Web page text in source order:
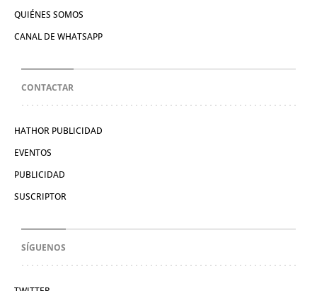
QUIÉNES SOMOS
CANAL DE WHATSAPP
CONTACTAR
HATHOR PUBLICIDAD
EVENTOS
PUBLICIDAD
SUSCRIPTOR
SÍGUENOS